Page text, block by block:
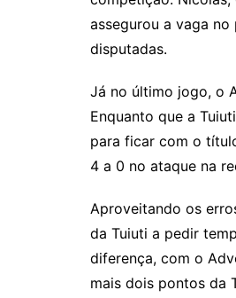
assegurou a vaga
disputadas.
Já no último jogo, o
Enquanto que a
para ficar com o
4 a 0 no ataque na
Aproveitando os
da Tuiuti a pedir
diferença, com o
mais dois pontos da